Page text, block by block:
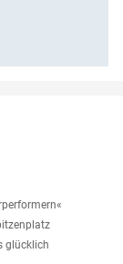
glücklich